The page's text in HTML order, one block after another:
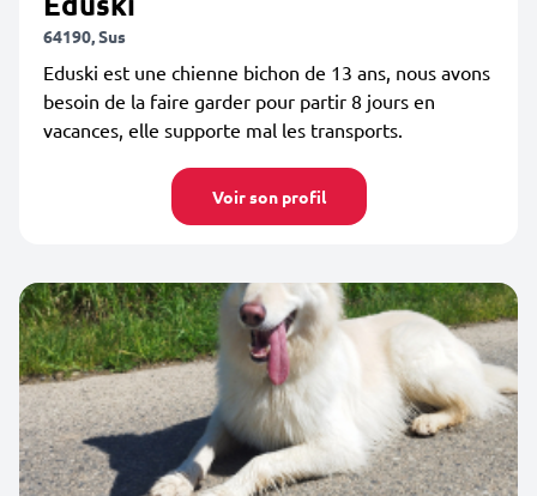
64190, Sus
Eduski est une chienne bichon de 13 ans, nous avons
besoin de la faire garder pour partir 8 jours en
vacances, elle supporte mal les transports.
Voir son profil